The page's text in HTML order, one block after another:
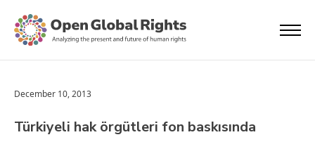
December 10, 2013
Türkiyeli hak örgütleri fon baskısında